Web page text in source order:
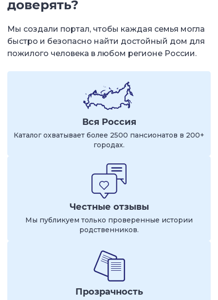
доверять?
Мы создали портал, чтобы каждая семья могла
быстро и безопасно найти достойный дом для
пожилого человека в любом регионе России.
Вся Россия
Каталог охватывает более 2500 пансионатов в 200+
городах.
Честные отзывы
Мы публикуем только проверенные истории
родственников.
Прозрачность